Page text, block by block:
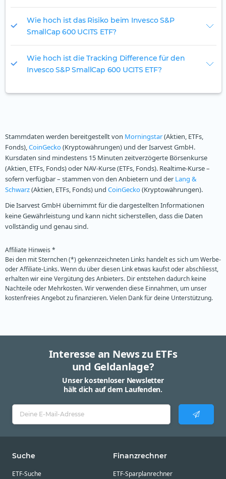
Wie hoch ist das Risiko beim Invesco S&P
SmallCap 600 UCITS ETF?
Wie hoch ist die Tracking Difference für den
Invesco S&P SmallCap 600 UCITS ETF?
Stammdaten werden bereitgestellt von Morningstar(Aktien, ETFs,
Fonds),CoinGecko(Kryptowährungen) und der Isarvest GmbH.
Kursdaten sind mindestens 15 Minuten zeitverzögerte Börsenkurse
(Aktien, ETFs, Fonds) oder NAV-Kurse (ETFs, Fonds). Realtime-Kurse –
sofern verfügbar – stammen von den Anbietern und der Lang &
Schwarz(Aktien, ETFs, Fonds) und CoinGecko(Kryptowährungen).
Die Isarvest GmbH übernimmt für die dargestellten Informationen
keine Gewährleistung und kann nicht sicherstellen, dass die Daten
vollständig und genau sind.
Affiliate Hinweis *
Bei den mit Sternchen (*) gekennzeichneten Links handelt es sich um Werbe-
oder Affiliate-Links. Wenn du über diesen Link etwas kaufst oder abschliesst,
erhalten wir eine Vergütung des Anbieters. Dir entstehen dadurch keine
Nachteile oder Mehrkosten. Wir verwenden diese Einnahmen, um unser
kostenfreies Angebot zu finanzieren. Vielen Dank für deine Unterstützung.
Interesse an News zu ETFs
und Geldanlage?
Unser kostenloser Newsletter
hält dich auf dem Laufenden.
Suche
ETF-Suche
Finanzrechner
ETF-Sparplanrechner